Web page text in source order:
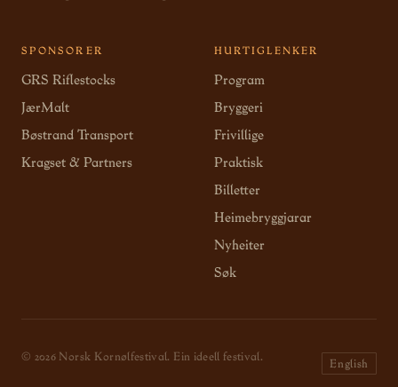
SPONSORER
GRS Riflestocks
JærMalt
Bøstrand Transport
Kragset & Partners
HURTIGLENKER
Program
Bryggeri
Frivillige
Praktisk
Billetter
Heimebryggjarar
Nyheiter
Søk
© 2026 Norsk Kornølfestival. Ein ideell festival.
English